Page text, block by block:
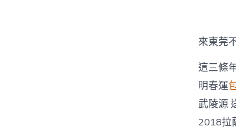
來東莞
這三條
明春運
武陵源
2018拉